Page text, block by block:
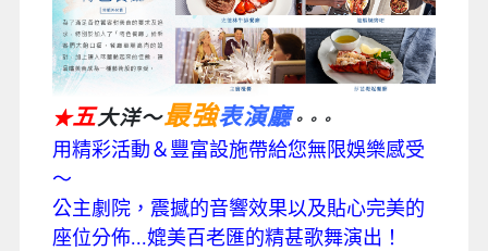
★五大洋～最強表演廳。。。
用精彩活動＆豐富設施帶給您無限娛樂感受
～
公主劇院，震撼的音響效果以及貼心完美的
座位分佈...媲美百老匯的精甚歌舞演出！